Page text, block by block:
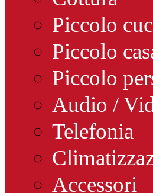
Piccolo
Piccolo
Piccolo
Audio /
Telefonia
Accessori